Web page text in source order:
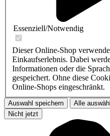
Essenziell/Notwendig
Dieser Online-Shop
Einkaufserlebnis. Dabei
Informationen oder die
gespeichert. Ohne diese
Online-Shops eingeschränkt.
Auswahl speichern
Alle
Nicht jetzt